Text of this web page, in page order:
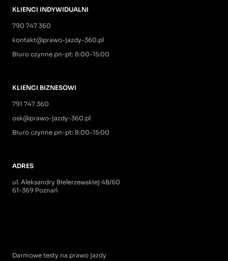
KLIENCI INDYWIDUALNI
790 747 360
kontakt@prawo-jazdy-360.pl
Biuro czynne pn-pt: 8:00-15:00
KLIENCI BIZNESOWI
791 747 360
osk@prawo-jazdy-360.pl
Biuro czynne pn-pt: 8:00-15:00
ADRES
ul. Aleksandry Bielerzewskiej 4B/60
61-369 Poznań
Darmowe testy na prawo jazdy